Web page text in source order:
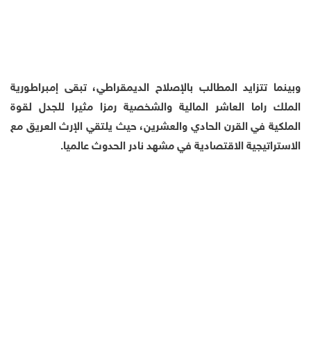
وبينما تتزايد المطالب بالإصلاح الديمقراطي، تبقى إمبراطورية
الملك راما العاشر المالية والشخصية رمزا مثيرا للجدل لقوة
الملكية في القرن الحادي والعشرين، حيث يلتقي الإرث العريق مع
الاستراتيجية الاقتصادية في مشهد نادر الحدوث عالميا.